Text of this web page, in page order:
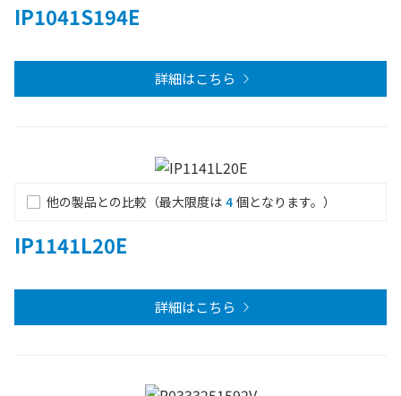
IP1041S194E
詳細はこちら
他の製品との比較（最大限度は 4 個となります。）
IP1141L20E
詳細はこちら